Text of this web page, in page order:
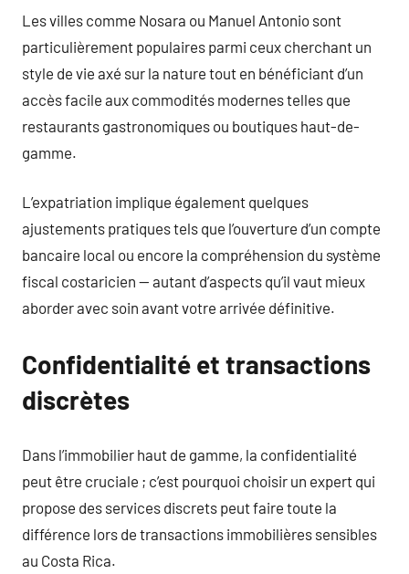
Les villes comme Nosara ou Manuel Antonio sont
particulièrement populaires parmi ceux cherchant un
style de vie axé sur la nature tout en bénéficiant d’un
accès facile aux commodités modernes telles que
restaurants gastronomiques ou boutiques haut-de-
gamme.
L’expatriation implique également quelques
ajustements pratiques tels que l’ouverture d’un compte
bancaire local ou encore la compréhension du système
fiscal costaricien — autant d’aspects qu’il vaut mieux
aborder avec soin avant votre arrivée définitive.
Confidentialité et transactions
discrètes
Dans l’immobilier haut de gamme, la confidentialité
peut être cruciale ; c’est pourquoi choisir un expert qui
propose des services discrets peut faire toute la
différence lors de transactions immobilières sensibles
au Costa Rica.